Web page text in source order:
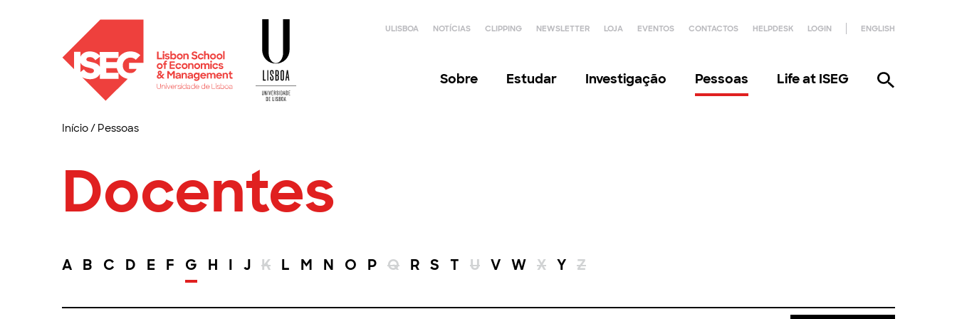
ULISBOA NOTÍCIAS CLIPPING NEWSLETTER LOJA EVENTOS CONTACTOS HELPDESK LOGIN ENGLISH
Sobre Estudar Investigação Pessoas Life at ISEG
Início/ Pessoas
Docentes
A B C D E F G H I J K L M N O P Q R S T U V W X Y Z